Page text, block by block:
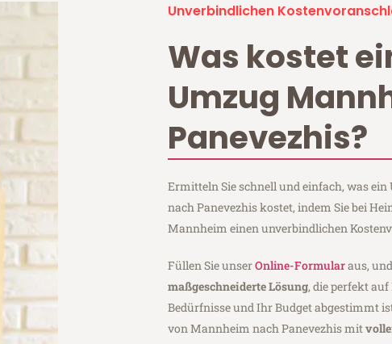
Unverbindlichen
Was kostet
Umzug
Panevezhis?
Ermitteln Sie schnell und einfach, was
nach Panevezhis kostet, indem Sie bei
Mannheim einen unverbindlichen
Füllen Sie unserOnline-Formularaus,
maßgeschneiderte Lösung, die perfekt
Bedürfnisse und Ihr Budget abgestimmt
von Mannheim nach Panevezhis mit